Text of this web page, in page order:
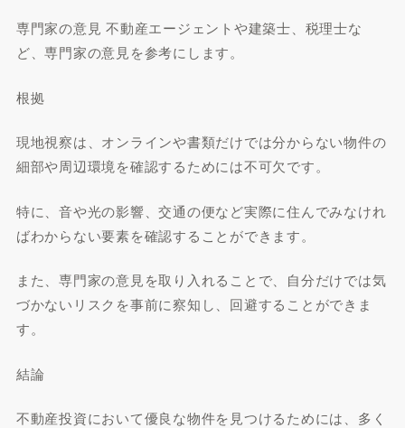
専門家の意見 不動産エージェントや建築士、税理士な
ど、専門家の意見を参考にします。
根拠
現地視察は、オンラインや書類だけでは分からない物件の
細部や周辺環境を確認するためには不可欠です。
特に、音や光の影響、交通の便など実際に住んでみなけれ
ばわからない要素を確認することができます。
また、専門家の意見を取り入れることで、自分だけでは気
づかないリスクを事前に察知し、回避することができま
す。
結論
不動産投資において優良な物件を見つけるためには、多く